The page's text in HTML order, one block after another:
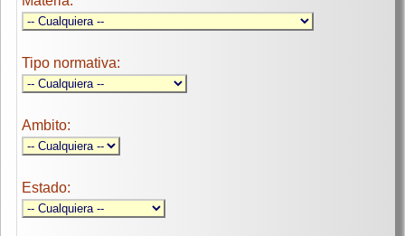
Tipo normativa:
Ambito:
Estado: